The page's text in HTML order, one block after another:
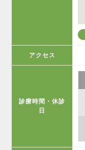
アクセス
診療時間・休診
日